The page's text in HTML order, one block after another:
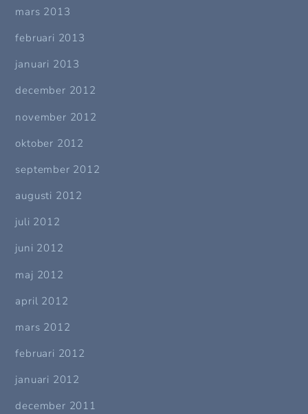
mars 2013
februari 2013
januari 2013
december 2012
november 2012
oktober 2012
september 2012
augusti 2012
juli 2012
juni 2012
maj 2012
april 2012
mars 2012
februari 2012
januari 2012
december 2011